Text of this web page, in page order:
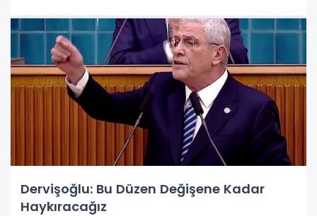
Dervişoğlu: Bu Düzen Değişene Kadar
Haykıracağız